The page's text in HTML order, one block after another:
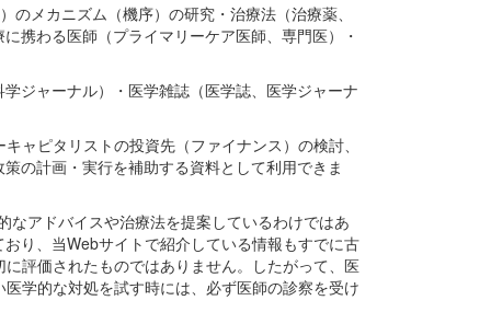
メカニズム（機序）の研究・治療法（治療薬、
携わる医師（プライマリーケア医師、専門医）・
ジャーナル）・医学雑誌（医学誌、医学ジャーナ
ャピタリストの投資先（ファイナンス）の検討、
の計画・実行を補助する資料として利用できま
アドバイスや治療法を提案しているわけではあ
り、当Webサイトで紹介している情報もすでに古
評価されたものではありません。したがって、医
学的な対処を試す時には、必ず医師の診察を受け